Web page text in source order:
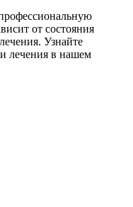
от состояния
Узнайте
лечения в нашем